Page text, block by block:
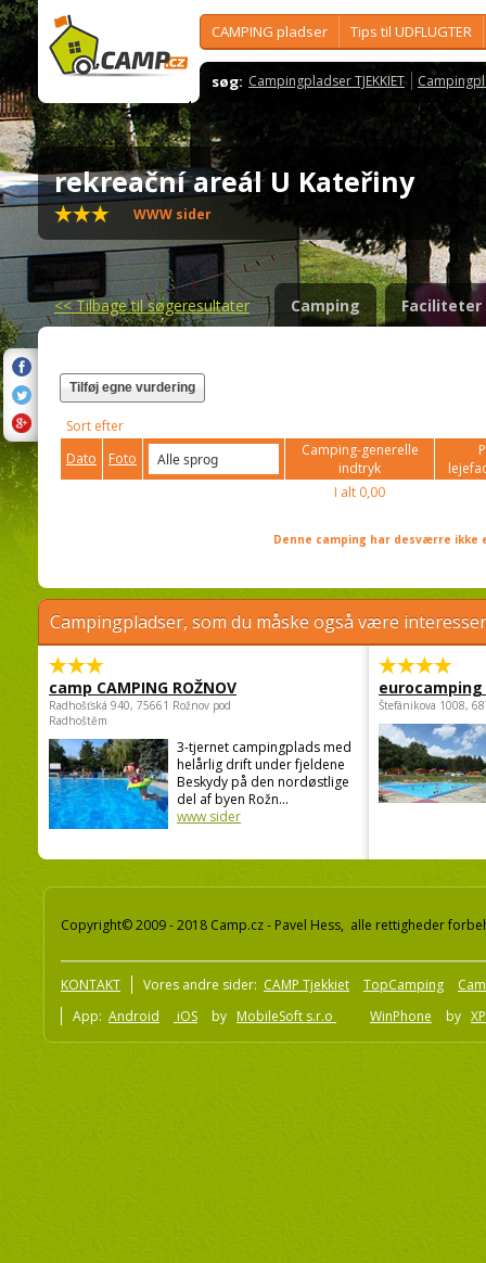
CAMPING pladser Tips til UDFLUGTER
søg: Campingpladser TJEKKIET
rekreační areál U Kateřiny
WWW sider
<<Tilbage til søgeresultater Camping Faciliteter
Tilføj egne vurdering
Sort efter
Dato
Foto
Camping-generelle
indtryk
I alt 0,00
Denne camping har desværre
Campingpladser, som du måske også være
camp CAMPING ROŽNOV
Radhošťská 940, 75661 Rožnov pod
Radhoštěm
3-tjernet campingplads med
helårlig drift under fjeldene
Beskydy på den nordøstlige
del af byen Rožn...
www sider
Štefánikova 1008,
Copyright© 2009 - 2018 Camp.cz - Pavel Hess, alle rettigheder
KONTAKT Vores andre sider: CAMP Tjekkiet TopCamping
App: Android iOS by MobileSoft s.r.o WinPhone by